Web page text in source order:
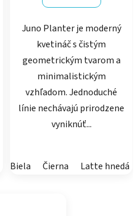
Juno Planter je moderný
kvetináč s čistým
geometrickým tvarom a
minimalistickým
vzhľadom. Jednoduché
línie nechávajú prirodzene
vyniknúť...
Biela Čierna Latte hnedá